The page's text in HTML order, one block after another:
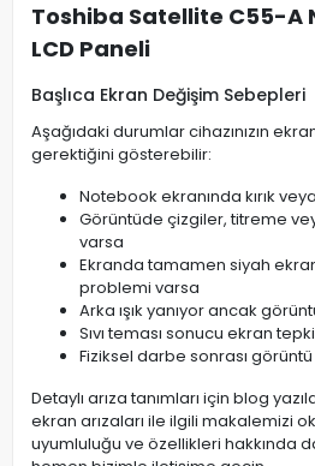
Toshiba Satellite C55-A
LCD Paneli
Başlıca Ekran Değişim Sebepleri
Aşağıdaki durumlar cihazınızın
gerektiğini gösterebilir:
Notebook ekranında kırık
Görüntüde çizgiler, titreme
varsa
Ekranda tamamen siyah
problemi varsa
Arka ışık yanıyor ancak
Sıvı teması sonucu ekran
Fiziksel darbe sonrası
Detaylı arıza tanımları için blog
ekran arızaları ile ilgili makalemizi
uyumluluğu ve özellikleri hakkında